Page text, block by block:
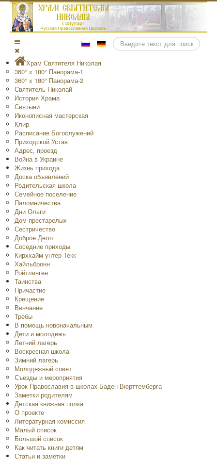
Поиск
Храм Святителя Николая
360° x 180° Панорама-1
360° x 180° Панорама-2
Святитель Николай
История Храма
Святыни
Иконописная мастерская
Клир
Расписание Богослужений
Приходской Устав
Адрес, проезд
Война в Украине
Жизнь прихода
Доска объявлений
Родительская школа
Семейное поселение
Паломничества
Дни Ольги
Дом престарелых
Сестричество
Доброе Дело
Соседние приходы
Кирххайм-унтер-Текк
Хайльбронн
Ройтлинген
Таинства
Причастие
Крещение
Венчание
Требы
В помощь новоначальным
Дети и молодежь
Летний лагерь
Воскресная школа
Зимний лагерь
Молодежный совет
Съезды и мероприятия
Урок Православия в школах Баден-Вюрттемберга
Заметки родителям
Детская книжная полка
O проекте
Литературная комиссия
Малый список
Большой список
Как читать книги детям
Статьи и заметки